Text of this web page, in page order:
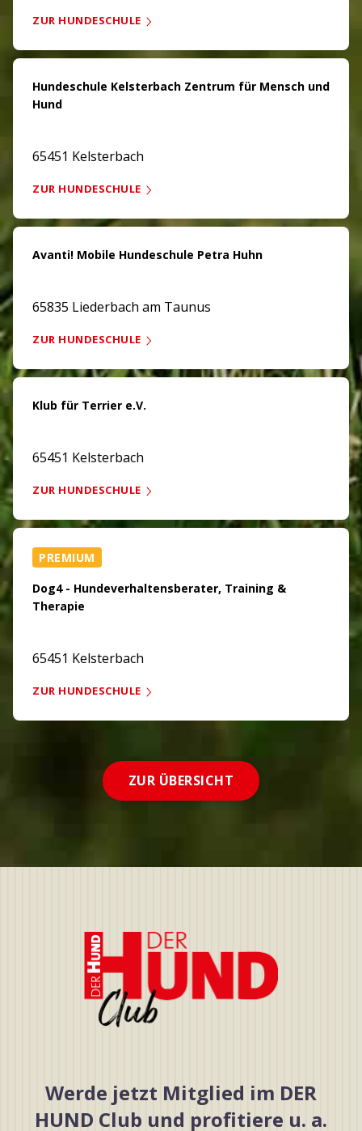
ZUR HUNDESCHULE
Hundeschule Kelsterbach Zentrum für Mensch und
Hund
65451 Kelsterbach
ZUR HUNDESCHULE
Avanti! Mobile Hundeschule Petra Huhn
65835 Liederbach am Taunus
ZUR HUNDESCHULE
Klub für Terrier e.V.
65451 Kelsterbach
ZUR HUNDESCHULE
PREMIUM
Dog4 - Hundeverhaltensberater, Training &
Therapie
65451 Kelsterbach
ZUR HUNDESCHULE
ZUR ÜBERSICHT
Werde jetzt Mitglied im DER
HUND Club und profitiere u. a.